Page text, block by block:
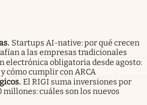
. Startups AI-native: por qué crecen
a las empresas tradicionales
electrónica obligatoria desde agosto:
cómo cumplir con ARCA
. El RIGI suma inversiones por
millones: cuáles son los nuevos